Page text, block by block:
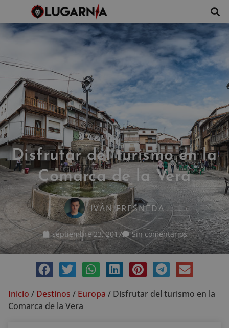
Disfrutar del turismo en la
Comarca de la Vera
IVÁN FRESNEDA
septiembre 23, 2017 Sin comentarios
Inicio / Destinos / Europa / Disfrutar del turismo en la
Comarca de la Vera